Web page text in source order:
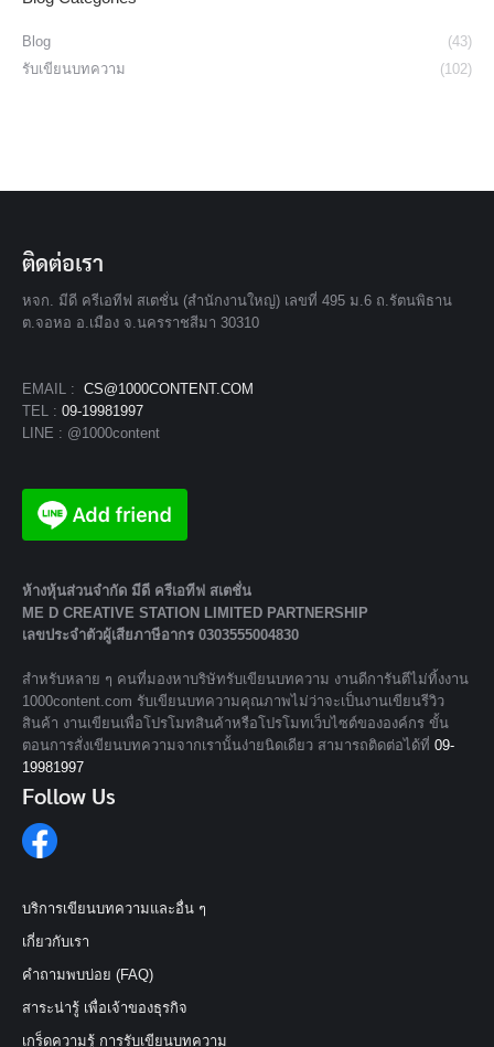
Blog
(43)
รับเขียนบทความ
(102)
ติดต่อเรา
หจก. มีดี ครีเอทีฟ สเตชั่น (สำนักงานใหญ่) เลขที่ 495 ม.6 ถ.รัตนพิธาน
ต.จอหอ อ.เมือง จ.นครราชสีมา 30310
EMAIL : CS@1000CONTENT.COM
TEL : 09-19981997
LINE : @1000content
ห้างหุ้นส่วนจํากัด มีดี ครีเอทีฟ สเตชั่น
ME D CREATIVE STATION LIMITED PARTNERSHIP
เลขประจำตัวผู้เสียภาษีอากร 0303555004830
สำหรับหลาย ๆ คนที่มองหาบริษัทรับเขียนบทความ งานดีการันตีไม่ทิ้งงาน
1000content.com รับเขียนบทความคุณภาพไม่ว่าจะเป็นงานเขียนรีวิว
สินค้า งานเขียนเพื่อโปรโมทสินค้าหรือโปรโมทเว็บไซต์ขององค์กร ขั้น
ตอนการสั่งเขียนบทความจากเรานั้นง่ายนิดเดียว สามารถติดต่อได้ที่ 09-
19981997
Follow Us
บริการเขียนบทความและอื่น ๆ
เกี่ยวกับเรา
คำถามพบบ่อย (FAQ)
สาระน่ารู้ เพื่อเจ้าของธุรกิจ
เกร็ดความรู้ การรับเขียนบทความ